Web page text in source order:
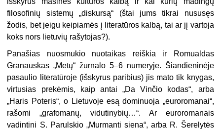
filosofinių sistemų „diskursą“ (štai jums tikrai nususęs
žodis, bet jeigu keipiamės į literatūros kalbą, tai ar jį vartoja
koks nors lietuvių rašytojas?).
Panašias nuosmukio nuotaikas reiškia ir Romualdas
Granauskas „Metų“ žurnalo 5–6 numeryje. Šiandieninėje
pasaulio literatūroje (išskyrus paribius) jis mato tik knygas,
virtusias prekėmis, kaip antai „Da Vinčio kodas“, arba
„Haris Poteris“, o Lietuvoje esą dominuoja „euroromanai“,
rašomi „grafomanų, vidutinybių…“. Ar euroromanais
vadintini S. Parulskio „Murmanti siena“, arba R. Šerelytės